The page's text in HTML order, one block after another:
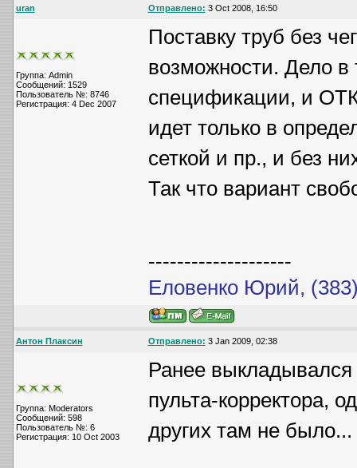
uran Отправлено: 3 Oct 2008, 16:50
Группа: Admin
Сообщений: 1529
Пользователь №: 8746
Регистрация: 4 Dec 2007
Поставку труб без
возможности. Дело в
спецификации, и
идет только в
сеткой и пр., и без
Так что вариант
--------------------
Еловенко Юрий,
Антон Плаксин Отправлено: 3 Jan 2009, 02:38
Группа: Moderators
Сообщений: 598
Пользователь №: 6
Регистрация: 10 Oct 2003
Ранее выкладывался
пульта-корректора,
других там не было...